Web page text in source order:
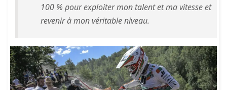
100 % pour exploiter mon talent et ma vitesse et
revenir à mon véritable niveau.